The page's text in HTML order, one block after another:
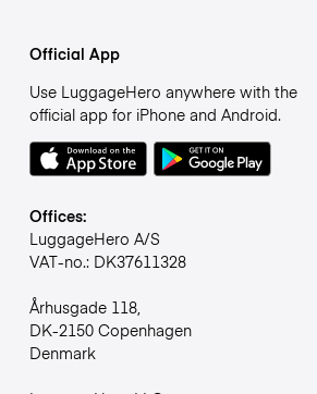
Official App
Use LuggageHero anywhere with the
official app for iPhone and Android.
Offices:
LuggageHero A/S
VAT-no.: DK37611328
Århusgade 118,
DK-2150 Copenhagen
Denmark